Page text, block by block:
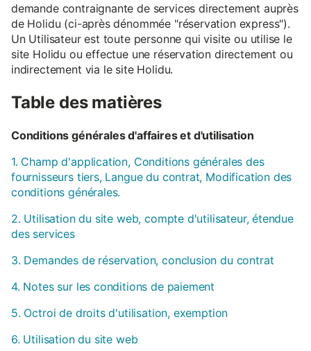
demande contraignante de services directement auprès
de Holidu (ci-après dénommée "réservation express").
Un Utilisateur est toute personne qui visite ou utilise le
site Holidu ou effectue une réservation directement ou
indirectement via le site Holidu.
Table des matières
Conditions générales d'affaires et d'utilisation
1. Champ d'application, Conditions générales des
fournisseurs tiers, Langue du contrat, Modification des
conditions générales.
2. Utilisation du site web, compte d'utilisateur, étendue
des services
3. Demandes de réservation, conclusion du contrat
4. Notes sur les conditions de paiement
5. Octroi de droits d'utilisation, exemption
6. Utilisation du site web